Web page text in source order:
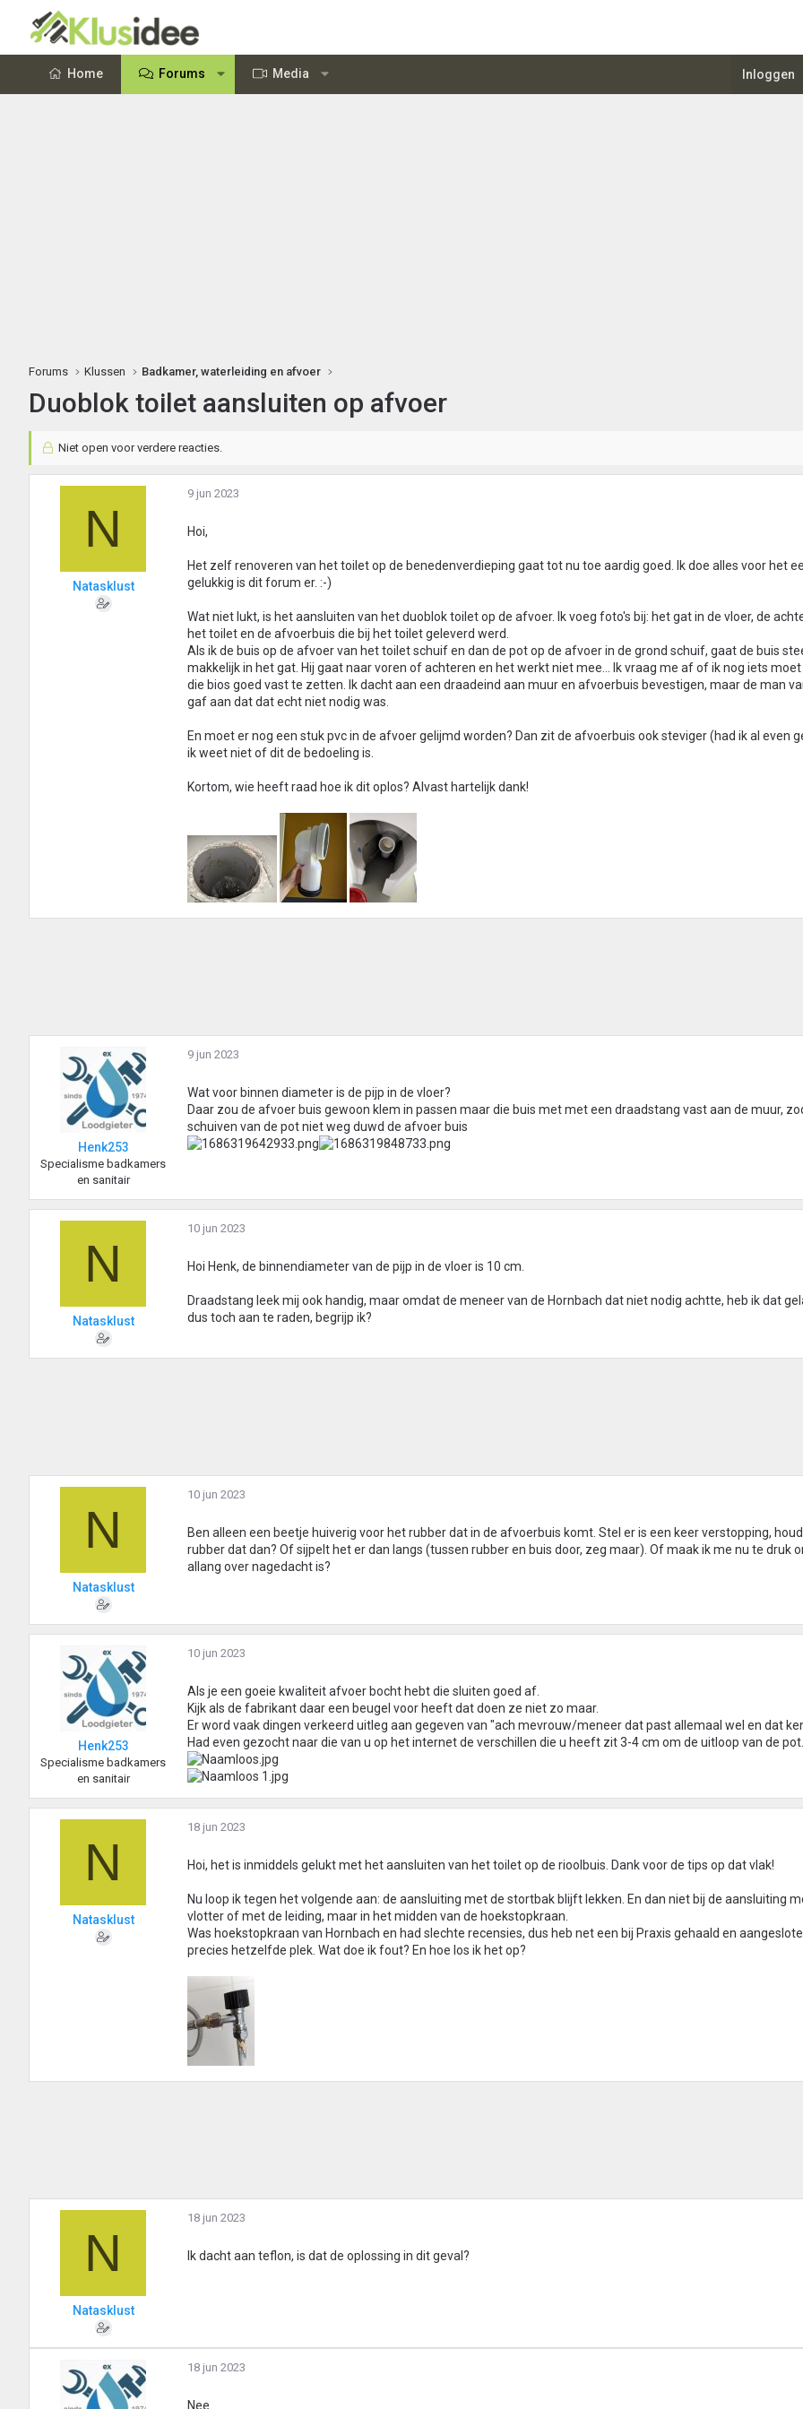
Home Forums Media Inloggen
Forums Klussen Badkamer, waterleiding en afvoer
Duoblok toilet aansluiten op afvoer
Niet open voor verdere reacties.
N
Natasklust
9 jun 2023
Hoi,
Het zelf renoveren van het toilet op de benedenverdieping gaat tot nu toe aardig goed. Ik doe alles voor het
gelukkig is dit forum er. :-)
Wat niet lukt, is het aansluiten van het duoblok toilet op de afvoer. Ik voeg foto's bij: het gat in de vloer, de
het toilet en de afvoerbuis die bij het toilet geleverd werd.
Als ik de buis op de afvoer van het toilet schuif en dan de pot op de afvoer in de grond schuif, gaat de buis
makkelijk in het gat. Hij gaat naar voren of achteren en het werkt niet mee... Ik vraag me af of ik nog iets
die bios goed vast te zetten. Ik dacht aan een draadeind aan muur en afvoerbuis bevestigen, maar de man
gaf aan dat dat echt niet nodig was.
En moet er nog een stuk pvc in de afvoer gelijmd worden? Dan zit de afvoerbuis ook steviger (had ik al even
ik weet niet of dit de bedoeling is.
Kortom, wie heeft raad hoe ik dit oplos? Alvast hartelijk dank!
Henk253
Specialisme badkamers
en sanitair
9 jun 2023
Wat voor binnen diameter is de pijp in de vloer?
Daar zou de afvoer buis gewoon klem in passen maar die buis met met een draadstang vast aan de muur,
schuiven van de pot niet weg duwd de afvoer buis
N
Natasklust
10 jun 2023
Hoi Henk, de binnendiameter van de pijp in de vloer is 10 cm.
Draadstang leek mij ook handig, maar omdat de meneer van de Hornbach dat niet nodig achtte, heb ik dat
dus toch aan te raden, begrijp ik?
N
Natasklust
10 jun 2023
Ben alleen een beetje huiverig voor het rubber dat in de afvoerbuis komt. Stel er is een keer verstopping,
rubber dat dan? Of sijpelt het er dan langs (tussen rubber en buis door, zeg maar). Of maak ik me nu te druk
allang over nagedacht is?
Henk253
Specialisme badkamers
en sanitair
10 jun 2023
Als je een goeie kwaliteit afvoer bocht hebt die sluiten goed af.
Kijk als de fabrikant daar een beugel voor heeft dat doen ze niet zo maar.
Er word vaak dingen verkeerd uitleg aan gegeven van "ach mevrouw/meneer dat past allemaal wel en dat ken
Had even gezocht naar die van u op het internet de verschillen die u heeft zit 3-4 cm om de uitloop van de pot.
N
Natasklust
18 jun 2023
Hoi, het is inmiddels gelukt met het aansluiten van het toilet op de rioolbuis. Dank voor de tips op dat vlak!
Nu loop ik tegen het volgende aan: de aansluiting met de stortbak blijft lekken. En dan niet bij de aansluiting
vlotter of met de leiding, maar in het midden van de hoekstopkraan.
Was hoekstopkraan van Hornbach en had slechte recensies, dus heb net een bij Praxis gehaald en
precies hetzelfde plek. Wat doe ik fout? En hoe los ik het op?
N
Natasklust
18 jun 2023
Ik dacht aan teflon, is dat de oplossing in dit geval?
18 jun 2023
Nee.